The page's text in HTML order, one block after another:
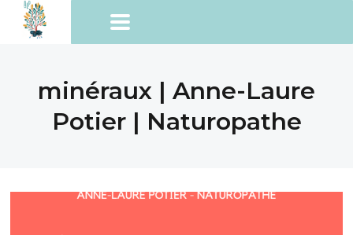
minéraux | Anne-Laure
Potier | Naturopathe